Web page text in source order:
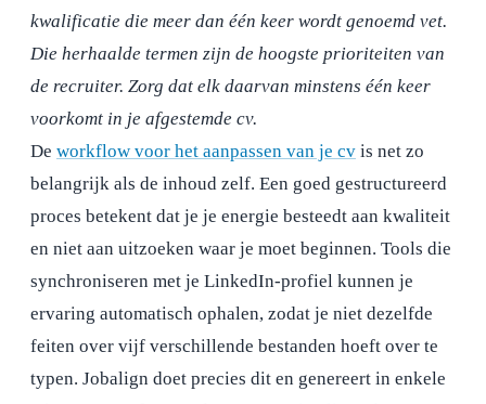
kwalificatie die meer dan één keer wordt genoemd vet.
Die herhaalde termen zijn de hoogste prioriteiten van
de recruiter. Zorg dat elk daarvan minstens één keer
voorkomt in je afgestemde cv.
De workflow voor het aanpassen van je cv is net zo
belangrijk als de inhoud zelf. Een goed gestructureerd
proces betekent dat je je energie besteedt aan kwaliteit
en niet aan uitzoeken waar je moet beginnen. Tools die
synchroniseren met je LinkedIn-profiel kunnen je
ervaring automatisch ophalen, zodat je niet dezelfde
feiten over vijf verschillende bestanden hoeft over te
typen. Jobalign doet precies dit en genereert in enkele